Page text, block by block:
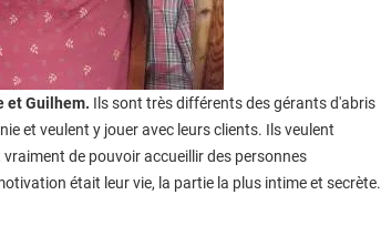
et Guilhem. Ils sont très différents des gérants d'abris
et veulent y jouer avec leurs clients. Ils veulent
de pouvoir accueillir des personnes
était leur vie, la partie la plus intime et secrète.